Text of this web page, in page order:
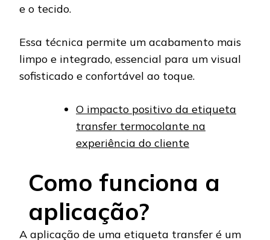
e o tecido.
Essa técnica permite um acabamento mais
limpo e integrado, essencial para um visual
sofisticado e confortável ao toque.
O impacto positivo da etiqueta
transfer termocolante na
experiência do cliente
Como funciona a
aplicação?
A aplicação de uma etiqueta transfer é um